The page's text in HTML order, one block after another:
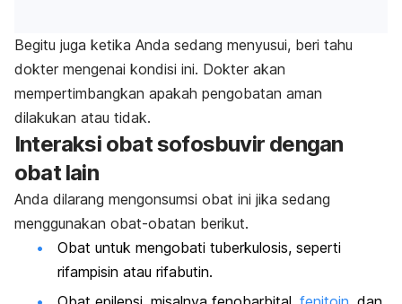
Begitu juga ketika Anda sedang menyusui, beri tahu
dokter mengenai kondisi ini. Dokter akan
mempertimbangkan apakah pengobatan aman
dilakukan atau tidak.
Interaksi obat sofosbuvir dengan
obat lain
Anda dilarang mengonsumsi obat ini jika sedang
menggunakan obat-obatan berikut.
Obat untuk mengobati tuberkulosis, seperti
rifampisin atau rifabutin.